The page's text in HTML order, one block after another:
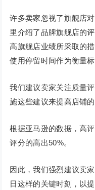
许多卖家忽视了旗舰店
里介绍了品牌旗舰店的
高旗舰店业绩所采取的
使用停留时间作为衡量标
我们建议卖家关注质量
施这些建议来提高店铺
根据亚马逊的数据，高
评分的高出50%。
因此，我们强烈建议卖
日这样的关键时刻，以提